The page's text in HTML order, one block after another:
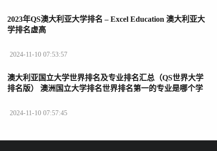
2023年QS澳大利亚大学排名 – Excel Education 澳大利亚大
学排名虚高
2024-11-10 07:53:57
澳大利亚国立大学世界排名及专业排名汇总（QS世界大学
排名版） 澳洲国立大学排名世界排名第一的专业是哪个学
2024-11-10 07:57:45